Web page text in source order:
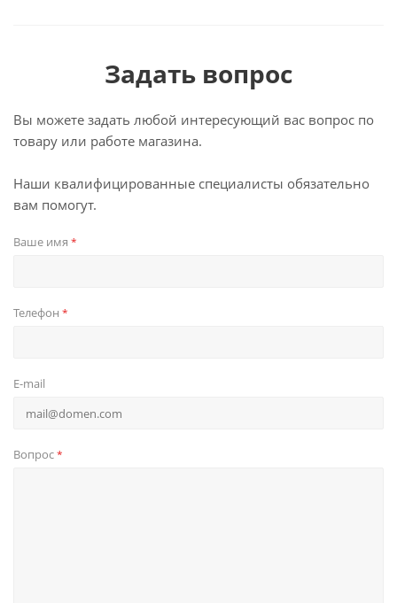
Задать вопрос
Вы можете задать любой интересующий вас вопрос по
товару или работе магазина.
Наши квалифицированные специалисты обязательно
вам помогут.
Ваше имя *
Телефон *
E-mail
Вопрос*